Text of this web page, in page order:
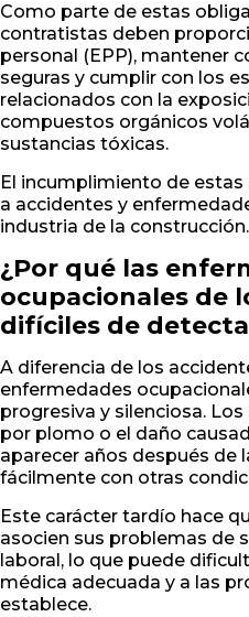
Como parte de estas
contratistas deben
personal (EPP), mantener
seguras y cumplir con los
relacionados con la
compuestos orgánicos
sustancias tóxicas.
El incumplimiento de
a accidentes y
industria de la construcción.
¿Por qué las
ocupacionales de
difíciles de
A diferencia de los
enfermedades
progresiva y silenciosa.
por plomo o el daño
aparecer años después de
fácilmente con otras
Este carácter tardío hace
asocien sus problemas de
laboral, lo que puede
médica adecuada y a las
establece.